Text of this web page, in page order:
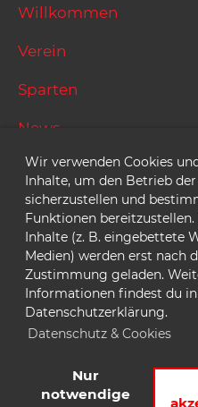
Wir verwenden Cookies
Inhalte, um den Betrieb
sicherzustellen und
Funktionen bereitzustellen.
Inhalte (z. B. eingebettete
Medien) werden erst nach
Zustimmung geladen.
Informationen findest du
Datenschutzerklärung.
Datenschutz & Cookies
Nur
notwendige
Willkommen
Verein
Sparten
News
Termine
MTV Hattorf
Offizieller MTV
Mitglied werden
© 1913 - 2026